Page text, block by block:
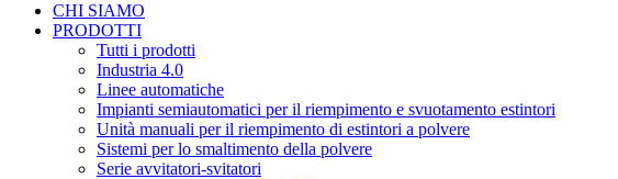
CHI SIAMO
PRODOTTI
Tutti i prodotti
Industria 4.0
Linee automatiche
Impianti semiautomatici per il riempimento e svuotamento estintori
Unità manuali per il riempimento di estintori a polvere
Sistemi per lo smaltimento della polvere
Serie avvitatori-svitatori